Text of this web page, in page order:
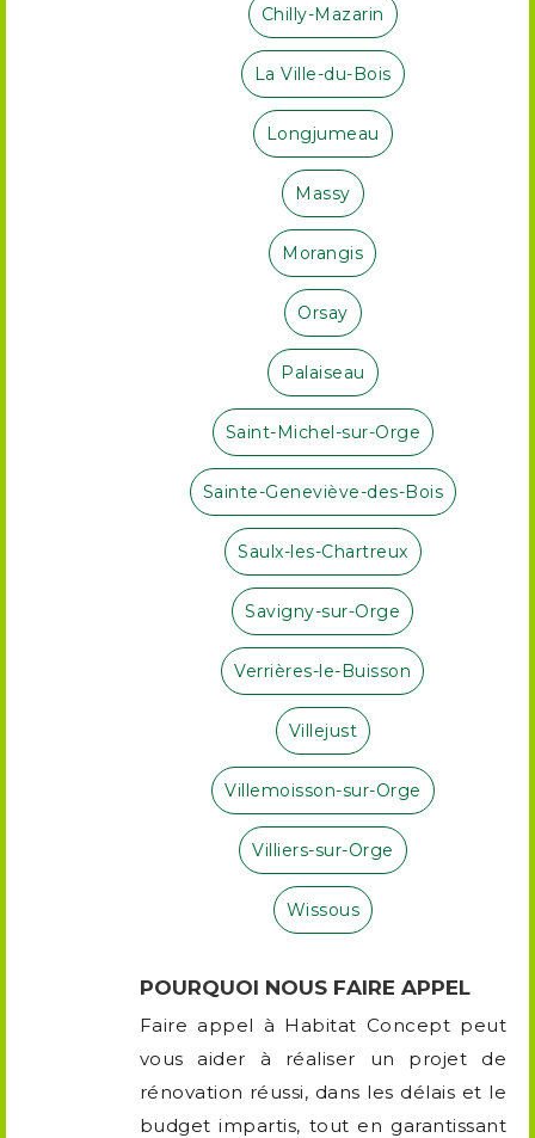
Chilly-Mazarin
La Ville-du-Bois
Longjumeau
Massy
Morangis
Orsay
Palaiseau
Saint-Michel-sur-Orge
Sainte-Geneviève-des-Bois
Saulx-les-Chartreux
Savigny-sur-Orge
Verrières-le-Buisson
Villejust
Villemoisson-sur-Orge
Villiers-sur-Orge
Wissous
POURQUOI NOUS FAIRE APPEL
Faire appel à Habitat Concept peut
vous aider à réaliser un projet de
rénovation réussi, dans les délais et le
budget impartis, tout en garantissant